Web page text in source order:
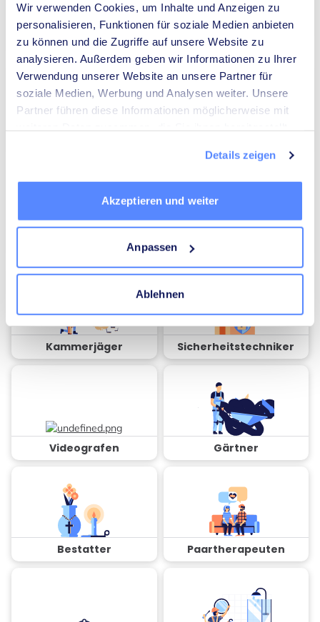
Wir verwenden Cookies, um Inhalte und Anzeigen zu
personalisieren, Funktionen für soziale Medien anbieten
zu können und die Zugriffe auf unsere Website zu
analysieren. Außerdem geben wir Informationen zu Ihrer
Verwendung unserer Website an unsere Partner für
soziale Medien, Werbung und Analysen weiter. Unsere
Partner führen diese Informationen möglicherweise mit
Details zeigen
Akzeptieren und weiter
Anpassen
Ablehnen
Spezialisten für
Dämmung
Umzugsunternehmen
Energieberater
Kammerjäger Sicherheitstechniker
Videografen Gärtner
Bestatter Paartherapeuten